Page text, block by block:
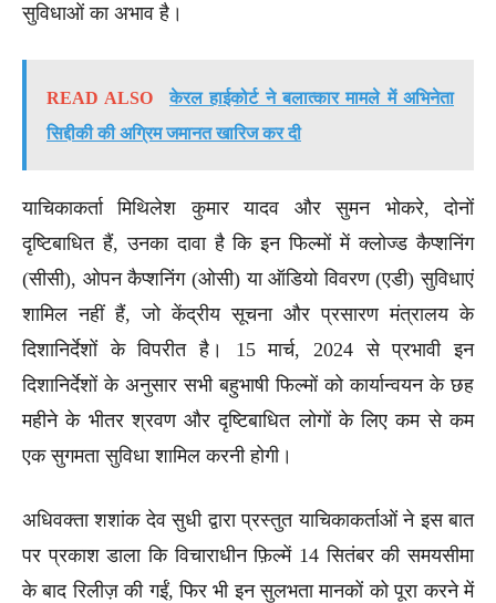
सुविधाओं का अभाव है।
READ ALSO
केरल हाईकोर्ट ने बलात्कार मामले में अभिनेता
सिद्दीकी की अग्रिम जमानत खारिज कर दी
याचिकाकर्ता मिथिलेश कुमार यादव और सुमन भोकरे, दोनों
दृष्टिबाधित हैं, उनका दावा है कि इन फिल्मों में क्लोज्ड कैप्शनिंग
(सीसी), ओपन कैप्शनिंग (ओसी) या ऑडियो विवरण (एडी) सुविधाएं
शामिल नहीं हैं, जो केंद्रीय सूचना और प्रसारण मंत्रालय के
दिशानिर्देशों के विपरीत है। 15 मार्च, 2024 से प्रभावी इन
दिशानिर्देशों के अनुसार सभी बहुभाषी फिल्मों को कार्यान्वयन के छह
महीने के भीतर श्रवण और दृष्टिबाधित लोगों के लिए कम से कम
एक सुगमता सुविधा शामिल करनी होगी।
अधिवक्ता शशांक देव सुधी द्वारा प्रस्तुत याचिकाकर्ताओं ने इस बात
पर प्रकाश डाला कि विचाराधीन फ़िल्में 14 सितंबर की समयसीमा
के बाद रिलीज़ की गईं, फिर भी इन सुलभता मानकों को पूरा करने में